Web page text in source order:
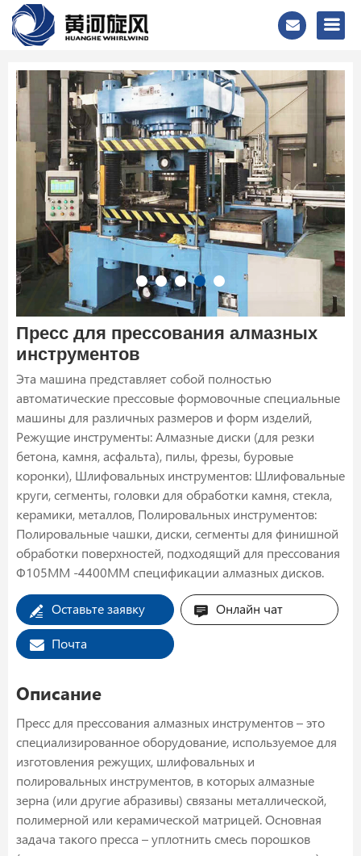
Пресс для прессования алмазных
инструментов
Эта машина представляет собой полностью
автоматические прессовые формовочные специальные
машины для различных размеров и форм изделий,
Режущие инструменты: Алмазные диски (для резки
бетона, камня, асфальта), пилы, фрезы, буровые
коронки), Шлифовальных инструментов: Шлифовальные
круги, сегменты, головки для обработки камня, стекла,
керамики, металлов, Полировальных инструментов:
Полировальные чашки, диски, сегменты для финишной
обработки поверхностей, подходящий для прессования
Ф105ММ -4400ММ спецификации алмазных дисков.
Оставьте заявку Онлайн чат
Почта
Описание
Пресс для прессования алмазных инструментов – это
специализированное оборудование, используемое для
изготовления режущих, шлифовальных и
полировальных инструментов, в которых алмазные
зерна (или другие абразивы) связаны металлической,
полимерной или керамической матрицей. Основная
задача такого пресса – уплотнить смесь порошков